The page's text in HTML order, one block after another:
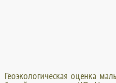
Геоэкологическая оценка